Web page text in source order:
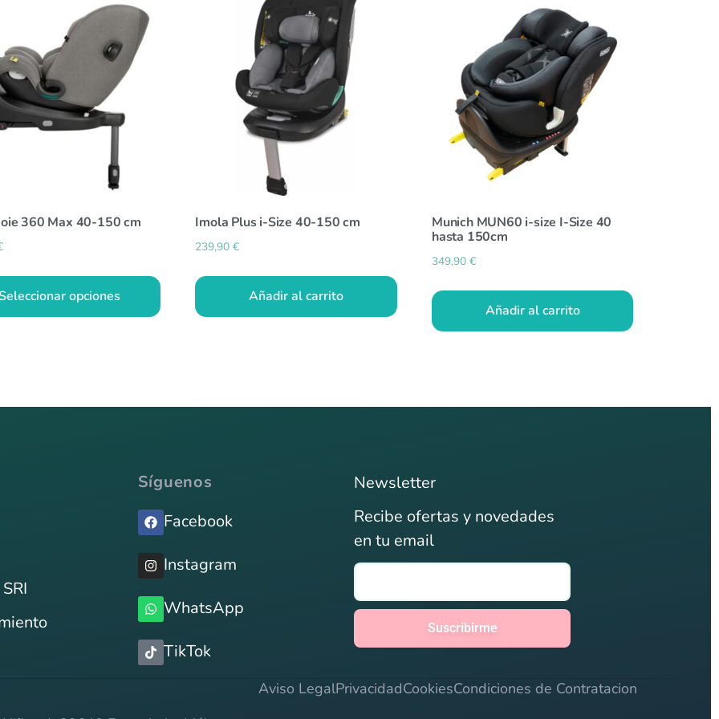
360 Max 40-150 cm
opciones
Imola Plus i-Size 40-150 cm
239,90€
Añadir al carrito
Munich MUN60 i-size I-Size 40
hasta 150cm
349,90€
Añadir al carrito
Síguenos
Facebook
Instagram
WhatsApp
TikTok
Newsletter
Recibe ofertas y novedades
en tu email
Suscribirme
Aviso LegalPrivacidadCookiesCondiciones de Contratacion